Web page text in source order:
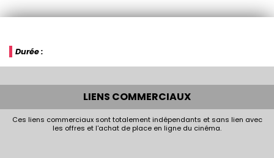
Durée :
LIENS COMMERCIAUX
Ces liens commerciaux sont totalement indépendants et sans lien avec
les offres et l'achat de place en ligne du cinéma.